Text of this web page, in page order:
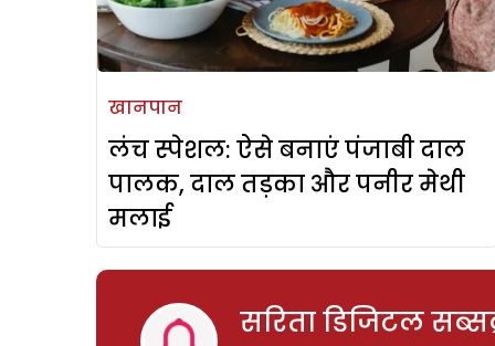
खानपान
लंच स्पेशल: ऐसे बनाएं पंजाबी दाल
पालक, दाल तड़का और पनीर मेथी
मलाई
सरिता डिजिटल